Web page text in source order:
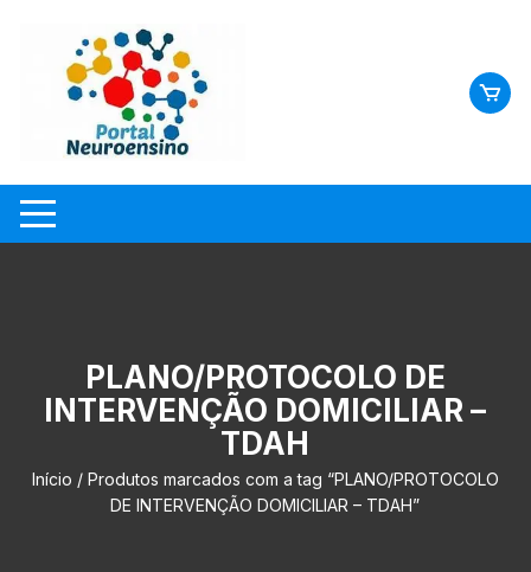
PLANO/PROTOCOLO DE
INTERVENÇÃO DOMICILIAR –
TDAH
Início / Produtos marcados com a tag “PLANO/PROTOCOLO
DE INTERVENÇÃO DOMICILIAR – TDAH”